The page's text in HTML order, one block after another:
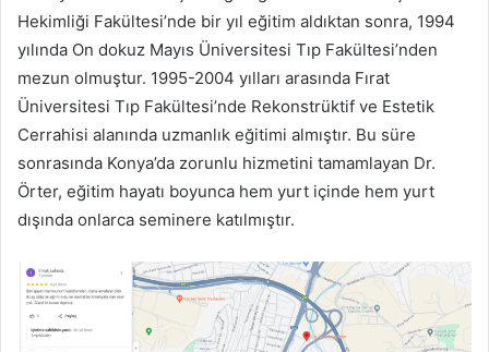
Hekimliği Fakültesi’nde bir yıl eğitim aldıktan sonra, 1994
yılında On dokuz Mayıs Üniversitesi Tıp Fakültesi’nden
mezun olmuştur. 1995-2004 yılları arasında Fırat
Üniversitesi Tıp Fakültesi’nde Rekonstrüktif ve Estetik
Cerrahisi alanında uzmanlık eğitimi almıştır. Bu süre
sonrasında Konya’da zorunlu hizmetini tamamlayan Dr.
Örter, eğitim hayatı boyunca hem yurt içinde hem yurt
dışında onlarca seminere katılmıştır.